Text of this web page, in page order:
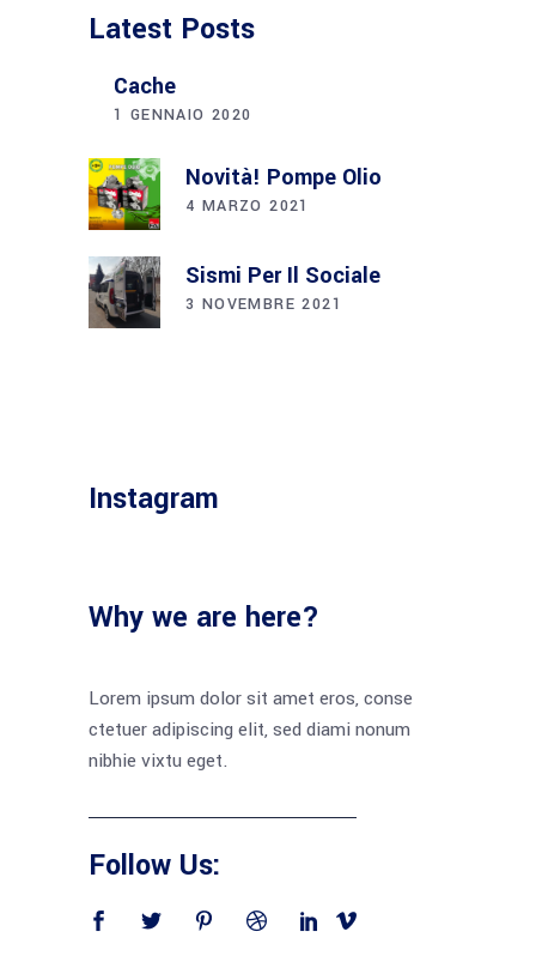
Latest Posts
Cache
1 GENNAIO 2020
Novità! Pompe Olio
4 MARZO 2021
Sismi Per Il Sociale
3 NOVEMBRE 2021
Instagram
Why we are here?
Lorem ipsum dolor sit amet eros, conse
ctetuer adipiscing elit, sed diami nonum
nibhie vixtu eget.
Follow Us: